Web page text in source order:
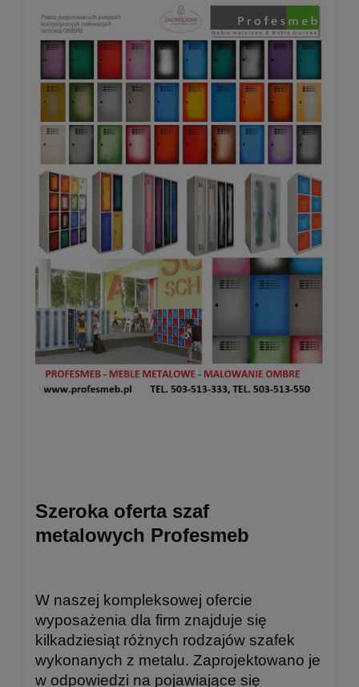
Szeroka oferta szaf
metalowych Profesmeb
W naszej kompleksowej ofercie
wyposażenia dla firm znajduje się
kilkadziesiąt różnych rodzajów szafek
wykonanych z metalu. Zaprojektowano je
w odpowiedzi na pojawiające się